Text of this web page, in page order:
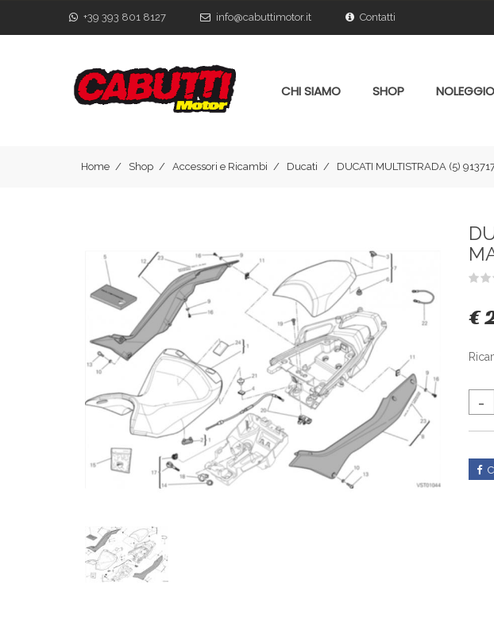
+39 393 801 8127 info@cabuttimotor.it Contatti
CHI SIAMO SHOP NOLEGGIO
Home Shop Accessori e Ricambi Ducati DUCATI MULTISTRADA (5)
€